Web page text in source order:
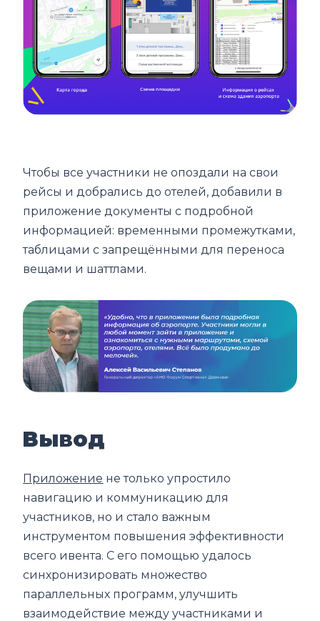
Чтобы все участники не опоздали на свои
рейсы и добрались до отелей, добавили в
приложение документы с подробной
информацией: временными промежутками,
таблицами с запрещёнными для переноса
вещами и шаттлами.
Вывод
Приложение не только упростило
навигацию и коммуникацию для
участников, но и стало важным
инструментом повышения эффективности
всего ивента. С его помощью удалось
синхронизировать множество
параллельных программ, улучшить
взаимодействие между участниками и